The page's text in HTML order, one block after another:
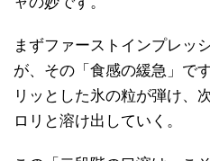
まずファーストインプレッ
が、その「食感の緩急」で
リッとした氷の粒が弾け、
ロリと溶け出していく。